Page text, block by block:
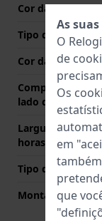
Cor da bracelete
Tipo de Fecho
Cor da fivela
Comprimento de
lado das 12 horas
Largura de
horas (mm)
Tipo de
Montagem Reta
As
O
de
Os
em
que